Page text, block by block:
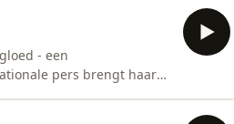
- een
pers brengt haar